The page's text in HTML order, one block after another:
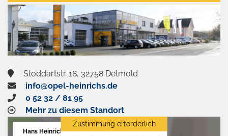
Stoddartstr. 18, 32758 Detmold
info@opel-heinrichs.de
0 52 32 / 81 95
Mehr zu diesem Standort
Hans Heinrichs GmbH
Zustimmung erforderlich